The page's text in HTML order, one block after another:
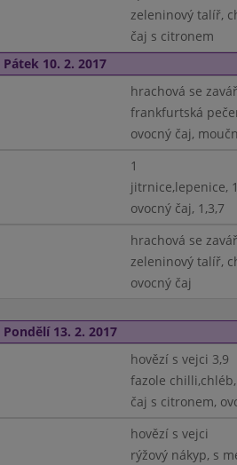
zeleninový talíř,
čaj s citronem
Pátek 10. 2. 2017
hrachová se
frankfurtská
ovocný čaj,
1
jitrnice,lepenice,
ovocný čaj, 1,3,7
hrachová se
zeleninový talíř,
ovocný čaj
Pondělí 13. 2. 2017
hovězí s vejci 3,9
fazole chilli,chléb,
čaj s citronem,
hovězí s vejci
rýžový nákyp, s